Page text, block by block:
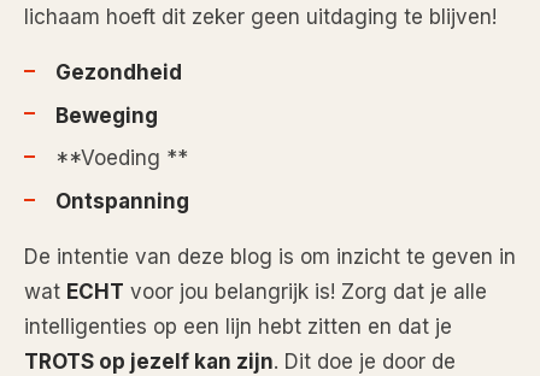
lichaam hoeft dit zeker geen uitdaging te blijven!
Gezondheid
Beweging
**Voeding **
Ontspanning
De intentie van deze blog is om inzicht te geven in
wat ECHT voor jou belangrijk is! Zorg dat je alle
intelligenties op een lijn hebt zitten en dat je
TROTS op jezelf kan zijn. Dit doe je door de